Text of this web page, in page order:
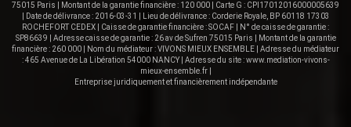
75015 Paris | Montant de la garantie financière : 120 000 | Carte G : CPI17012016000005639
| Date de délivrance : 2016-03-31 | Lieu de délivrance : Corderie Royale, BP 60118 17303
ROCHEFORT CEDEX | Caisse de garantie financière : SOCAF | N° de caisse de garantie :
SP86639 | Adresse caisse de garantie : 26 av de Sufren 75015 Paris | Montant de la garantie
financière : 260 000 | Nom du médiateur : VIVONS MIEUX ENSEMBLE | Adresse du médiateur
: 465 Avenue de La Libération 54000 NANCY | Adresse du site :www.mediation-vivons-
mieux-ensemble.fr|
Entreprise juridiquement et financièrement indépendante